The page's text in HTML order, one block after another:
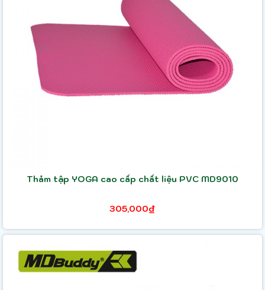
Thảm tập YOGA cao cấp chất liệu PVC MD9010
305,000₫